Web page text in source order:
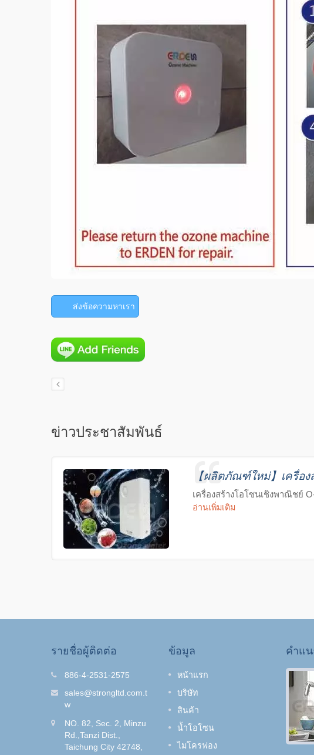
ส่งข้อความหาเรา
ข่าวประชาสัมพันธ์
【ผลิตภัณฑ์ใหม่】เครื่อ
เครื่องสร้างโอโซนเชิงพาณิชย์
อ่านเพิ่มเติม
รายชื่อผู้ติดต่อ
886-4-2531-2575
sales@strongltd.com.t
w
NO. 82, Sec. 2, Minzu
Rd.,Tanzi Dist.,
Taichung City 42748,
ข้อมูล
หน้าแรก
บริษัท
สินค้า
น้ำโอโซน
ไมโครฟอง
คำแน
ชุดฝักบัวสำหรับร้านเสริมสวย
ผม O-Clean
กำจัดกลิ่นยาย้อมผมโดยไม่ต้องล้าง
สีผมออกไป?
อ่านเพิ่มเติม